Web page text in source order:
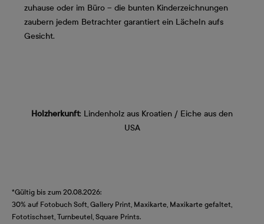
zuhause oder im Büro – die bunten Kinderzeichnungen
zaubern jedem Betrachter garantiert ein Lächeln aufs
Gesicht.
Holzherkunft: Lindenholz aus Kroatien / Eiche aus den
USA
*Gültig bis zum 20.08.2026:
30% auf Fotobuch Soft, Gallery Print, Maxikarte, Maxikarte gefaltet,
Fototischset, Turnbeutel, Square Prints.